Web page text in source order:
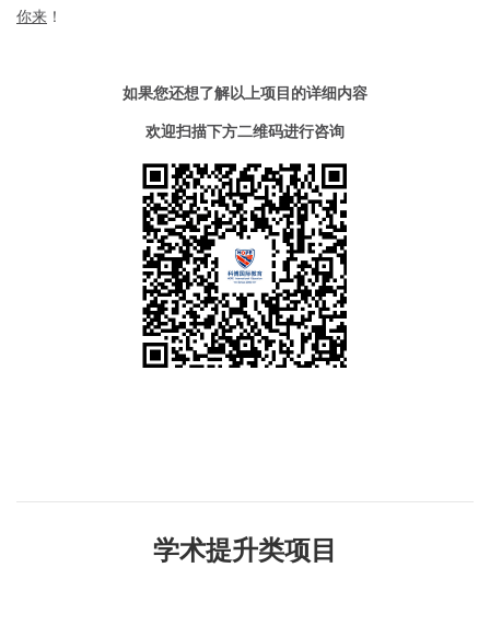
你来 ！
如果您还想了解以上项目的详细内容
欢迎扫描下方二维码进行咨询
学术提升类项目